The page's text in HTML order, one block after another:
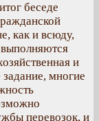
беседе
как и всюду,
и
многие
перевозок, и